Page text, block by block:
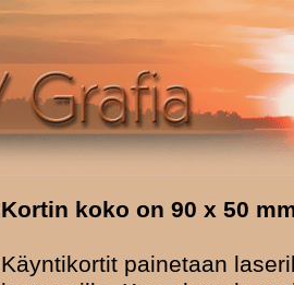
Kortin koko on 90 x 50
Käyntikortit painetaan